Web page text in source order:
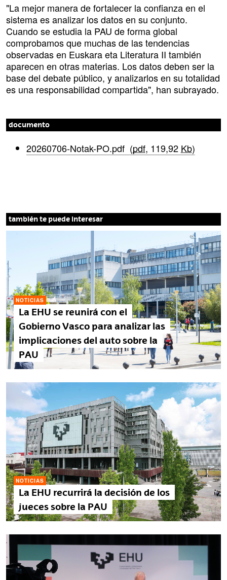
"La mejor manera de fortalecer la confianza en el
sistema es analizar los datos en su conjunto.
Cuando se estudia la PAU de forma global
comprobamos que muchas de las tendencias
observadas en Euskara eta Literatura II también
aparecen en otras materias. Los datos deben ser la
base del debate público, y analizarlos en su totalidad
es una responsabilidad compartida", han subrayado.
documento
(Abre una nueva ventana)
20260706-Notak-PO.pdf (pdf, 119,92 Kb)
también te puede interesar
NOTICIAS
La EHU se reunirá con el
Gobierno Vasco para analizar las
implicaciones del auto sobre la
PAU
NOTICIAS
La EHU recurrirá la decisión de los
jueces sobre la PAU